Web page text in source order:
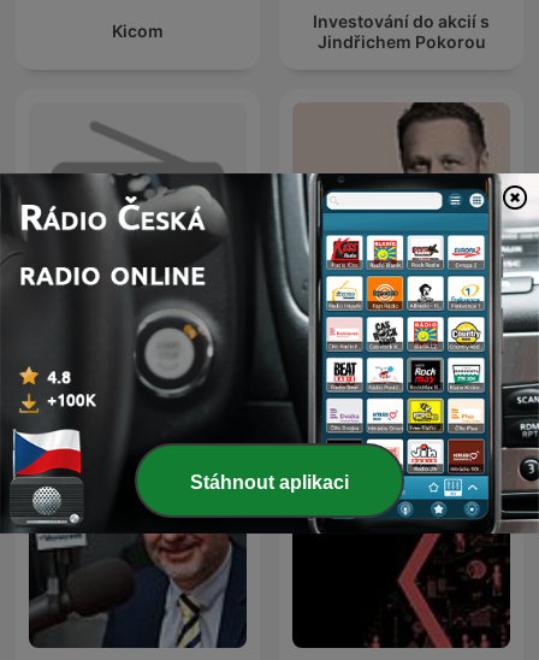
Kicom
Investování do akcií s
Jindřichem Pokorou
Štěpení Po čuni
Stáhnout aplikaci